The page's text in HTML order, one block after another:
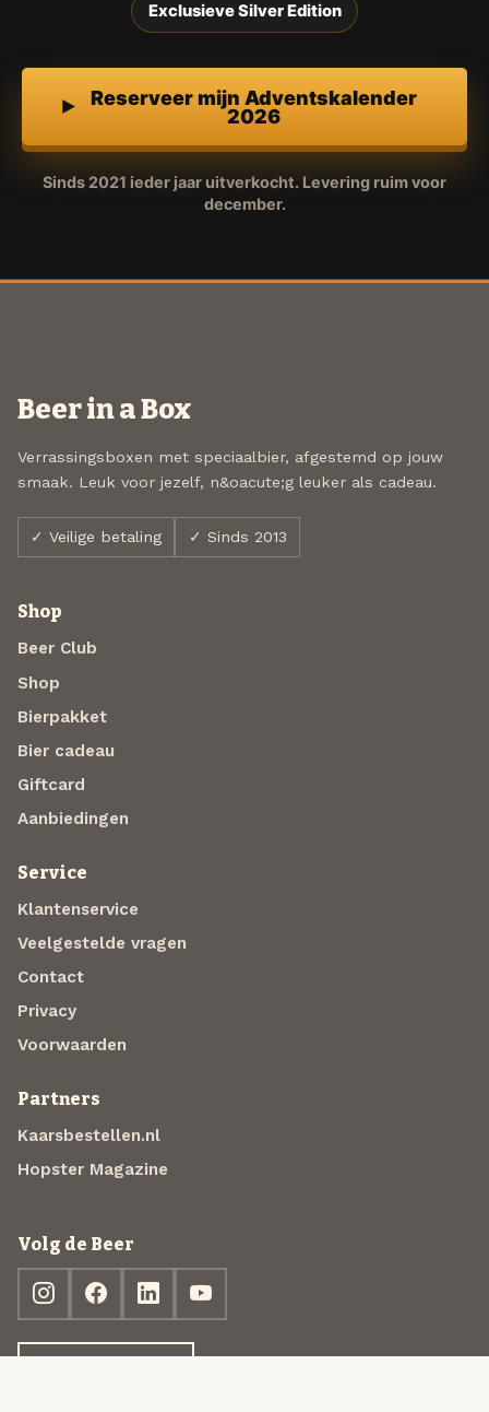
Exclusieve Silver Edition
Reserveer mijn Adventskalender
2026
Sinds 2021 ieder jaar uitverkocht. Levering ruim voor
december.
Beer in a Box
Verrassingsboxen met speciaalbier, afgestemd op jouw
smaak. Leuk voor jezelf, n&oacute;g leuker als cadeau.
✓ Veilige betaling ✓ Sinds 2013
Shop
Beer Club
Shop
Bierpakket
Bier cadeau
Giftcard
Aanbiedingen
Service
Klantenservice
Veelgestelde vragen
Contact
Privacy
Voorwaarden
Partners
Kaarsbestellen.nl
Hopster Magazine
Volg de Beer